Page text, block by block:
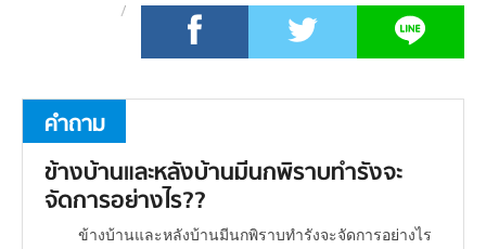
คำถาม
ข้างบ้านและหลังบ้านมีนกพิราบทำรังจะ
จัดการอย่างไร??
ข้างบ้านและหลังบ้านมีนกพิราบทำรังจะจัดการอย่างไร